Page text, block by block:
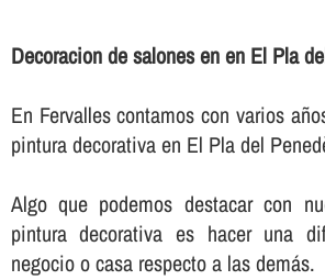
Decoracion de salones en en El Pla
En Fervalles contamos con varios
pintura decorativa en El Pla del
Algo que podemos destacar con
pintura decorativa es hacer una
negocio o casa respecto a las demás.